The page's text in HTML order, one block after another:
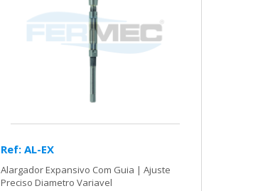
Ref: AL-EX
Alargador Expansivo Com Guia | Ajuste
Preciso Diametro Variavel